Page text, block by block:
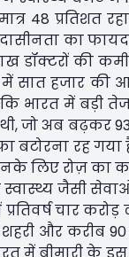
48 प्रतिशत
का
डॉक्टरों की
में सात हजार
भारत में बड़ी
जो अब बढ़कर
बटोरना रह
लिए रोज़ का
स्वास्थ्य जैसी
चार करोड़
और करीब